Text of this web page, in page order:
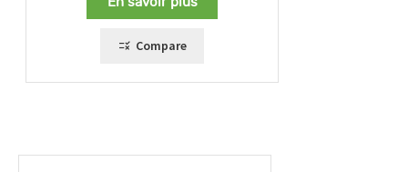
Compare